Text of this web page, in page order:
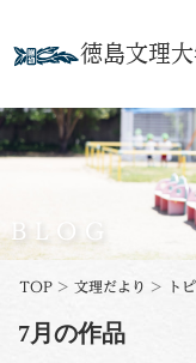
徳島文理
幼稚園紹
入園案内
年間行事
BLOG
TOP > 文理だより > ト
7月の作品